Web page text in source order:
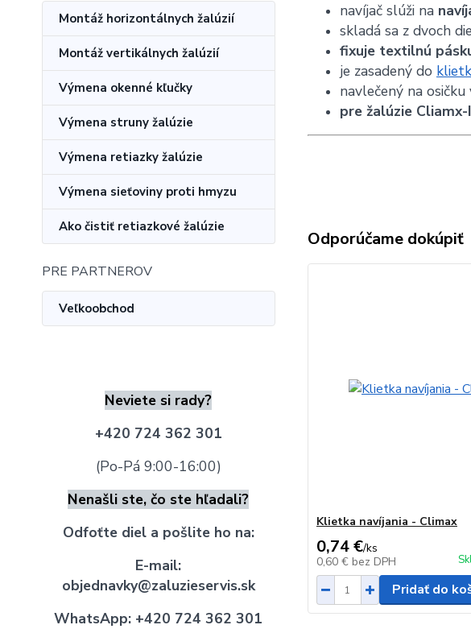
Montáž horizontálnych žalúzií
Montáž vertikálnych žalúzií
Výmena okenné kľučky
Výmena struny žalúzie
Výmena retiazky žalúzie
Výmena sieťoviny proti hmyzu
Ako čistiť retiazkové žalúzie
PRE PARTNEROV
Veľkoobchod
Neviete si rady?
+420 724 362 301
(Po-Pá 9:00-16:00)
Nenašli ste, čo ste hľadali?
Odfoťte diel a pošlite ho na:
E-mail:
objednavky@zaluzieservis.sk
WhatsApp: +420 724 362 301
navíjač slúži na
skladá sa z dvoch
fixuje textilnú
je zasadený do
navlečený na
pre žalúzie
Odporúčame dokúpiť
Klietka navíjania - Climax
0,74 €/ks
0,60 € bez DPH
Pridať do